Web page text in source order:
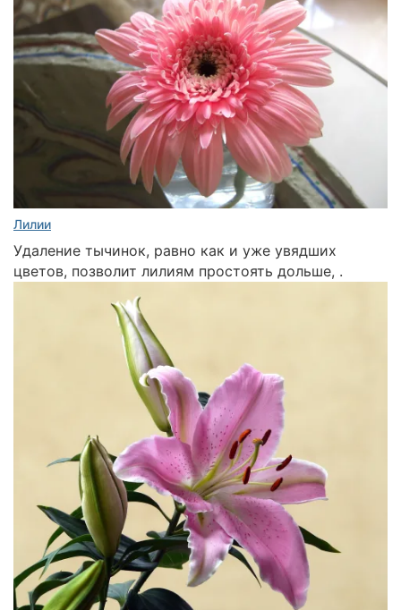
Лилии
Удаление тычинок, равно как и уже увядших
цветов, позволит лилиям простоять дольше, .